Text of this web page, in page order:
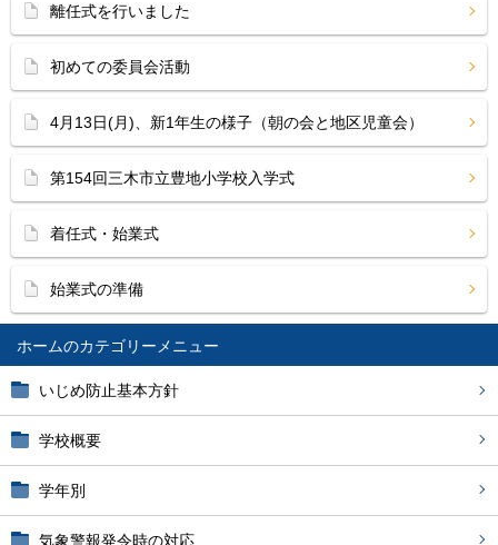
ホーム
いじめ防止基本方針
学校概要
学年別
気象警報発令時の対応
離任式を行いました
初めての委員会活動
4月13日(月)、新1年生の様子（朝の会と地区児童会）
第154回三木市立豊地小学校入学式
着任式・始業式
始業式の準備